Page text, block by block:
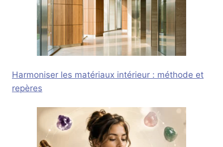
Harmoniser les matériaux intérieur : méthode et
repères